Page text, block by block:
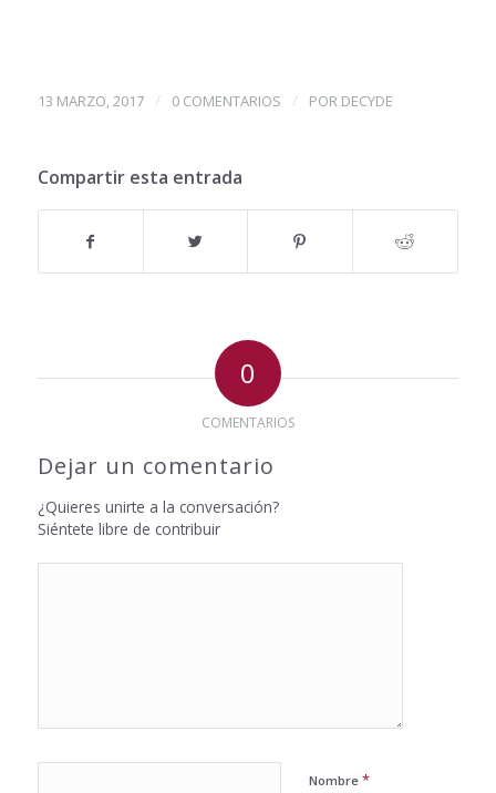
13 MARZO, 2017 / 0 COMENTARIOS / POR DECYDE
Compartir esta entrada
0
COMENTARIOS
Dejar un comentario
¿Quieres unirte a la conversación?
Siéntete libre de contribuir
Nombre *